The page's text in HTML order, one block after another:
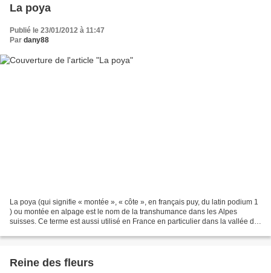
La poya
Publié le 23/01/2012 à 11:47
Par dany88
La poya (qui signifie « montée », « côte », en français puy, du latin podium 1
) ou montée en alpage est le nom de la transhumance dans les Alpes
suisses. Ce terme est aussi utilisé en France en particulier dans la vallée de
Reine des fleurs